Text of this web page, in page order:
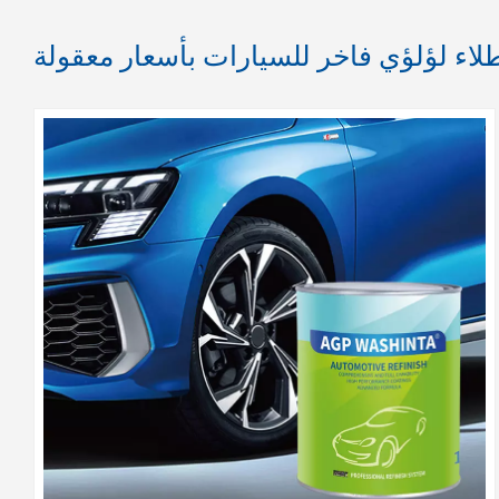
لؤلؤي فاخر للسيارات بأسعار معقولة